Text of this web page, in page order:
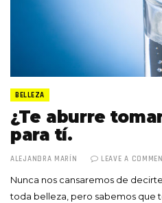
BELLEZA
¿Te aburre
para tí.
ALEJANDRA MARÍN LEAVE A
Nunca nos cansaremos de
toda belleza, pero sabemos que